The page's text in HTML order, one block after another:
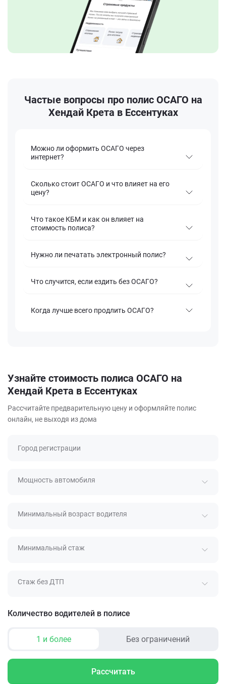
Частые вопросы про полис ОСАГО на
Хендай Крета в Ессентуках
Можно ли оформить ОСАГО через
интернет?
Сколько стоит ОСАГО и что влияет на его
цену?
Что такое КБМ и как он влияет на
стоимость полиса?
Нужно ли печатать электронный полис?
Что случится, если ездить без ОСАГО?
Когда лучше всего продлить ОСАГО?
Узнайте стоимость полиса ОСАГО на
Хендай Крета в Ессентуках
Рассчитайте предварительную цену и оформляйте полис
онлайн, не выходя из дома
Город регистрации
Мощность автомобиля
Минимальный возраст водителя
Минимальный стаж
Стаж без ДТП
Количество водителей в полисе
1 и более Без ограничений
Рассчитать